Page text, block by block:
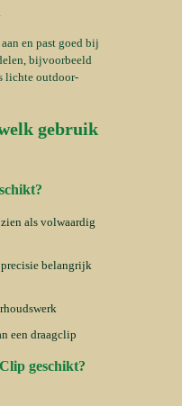
en past goed bij
bijvoorbeeld
lichte outdoor-
gebruik
als volwaardig
belangrijk
een draagclip
geschikt?